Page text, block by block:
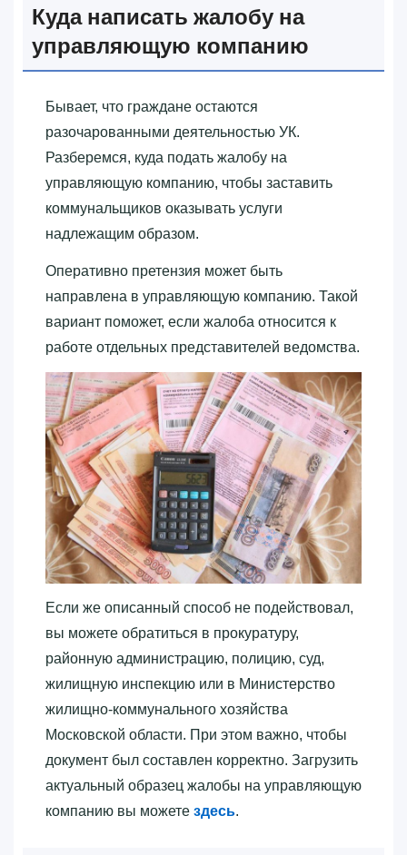
Куда написать жалобу на
управляющую компанию
Бывает, что граждане остаются
разочарованными деятельностью УК.
Разберемся, куда подать жалобу на
управляющую компанию, чтобы заставить
коммунальщиков оказывать услуги
надлежащим образом.
Оперативно претензия может быть
направлена в управляющую компанию. Такой
вариант поможет, если жалоба относится к
работе отдельных представителей ведомства.
Если же описанный способ не подействовал,
вы можете обратиться в прокуратуру,
районную администрацию, полицию, суд,
жилищную инспекцию или в Министерство
жилищно-коммунального хозяйства
Московской области. При этом важно, чтобы
документ был составлен корректно. Загрузить
актуальный образец жалобы на управляющую
компанию вы можете здесь.